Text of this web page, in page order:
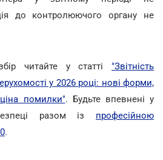
до контролюючого органу не
читайте у статті "Звітність
у 2026 році: нові форми,
помилки". Будьте впевнені у
разом із професійною
.